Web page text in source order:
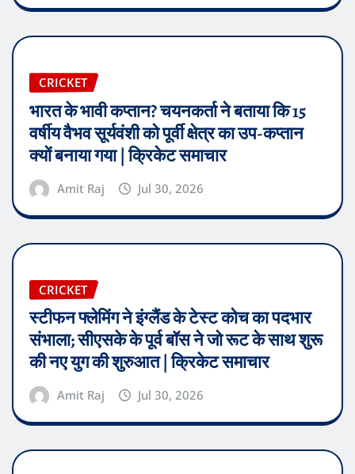
CRICKET
भारत के भावी कप्तान? चयनकर्ता ने बताया कि 15
वर्षीय वैभव सूर्यवंशी को पूर्वी क्षेत्र का उप-कप्तान
क्यों बनाया गया | क्रिकेट समाचार
Amit Raj Jul 30, 2026
CRICKET
स्टीफन फ्लेमिंग ने इंग्लैंड के टेस्ट कोच का पदभार
संभाला; सीएसके के पूर्व बॉस ने जो रूट के साथ शुरू
की नए युग की शुरुआत | क्रिकेट समाचार
Amit Raj Jul 30, 2026